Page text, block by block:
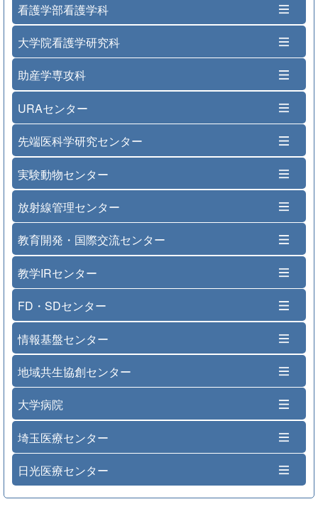
看護学部看護学科
大学院看護学研究科
助産学専攻科
URAセンター
先端医科学研究センター
実験動物センター
放射線管理センター
教育開発・国際交流センター
教学IRセンター
FD・SDセンター
情報基盤センター
地域共生協創センター
大学病院
埼玉医療センター
日光医療センター